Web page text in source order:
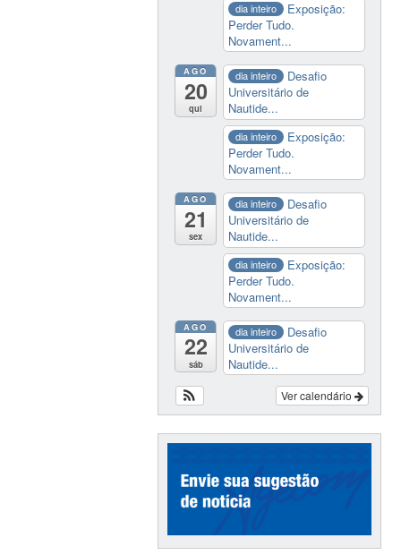
dia inteiro
Exposição:
Perder Tudo.
Novament...
AGO
20
qui
dia inteiro
Desafio
Universitário de
Nautide...
dia inteiro
Exposição:
Perder Tudo.
Novament...
AGO
21
sex
dia inteiro
Desafio
Universitário de
Nautide...
dia inteiro
Exposição:
Perder Tudo.
Novament...
AGO
22
sáb
dia inteiro
Desafio
Universitário de
Nautide...
Ver calendário